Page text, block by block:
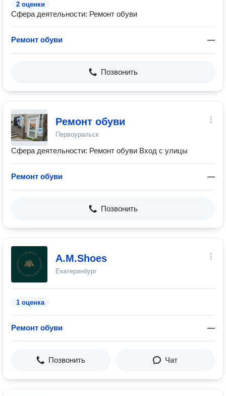
2 оценки
Сфера деятельности: Ремонт обуви
Ремонт обуви —
Позвонить
Ремонт обуви
Первоуральск
Сфера деятельности: Ремонт обуви Вход с улицы
Ремонт обуви —
Позвонить
A.M.Shoes
Екатеринбург
1 оценка
Ремонт обуви —
Позвонить Чат